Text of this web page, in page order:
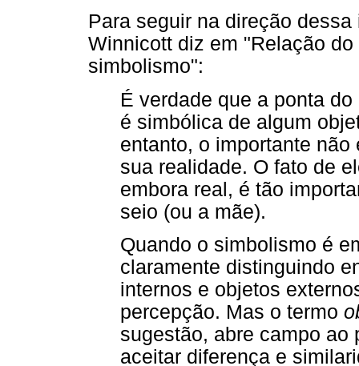
Para seguir na direção
Winnicott diz em "Relação
simbolismo":
É verdade que a ponta
é simbólica de algum
entanto, o importante
sua realidade. O fato de
embora real, é tão
seio (ou a mãe).
Quando o simbolismo é
claramente distinguindo
internos e objetos
percepção. Mas o termo
sugestão, abre campo ao
aceitar diferença e